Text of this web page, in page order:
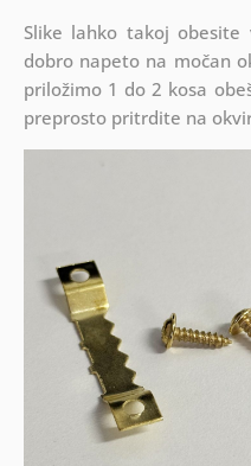
Slike lahko takoj
dobro napeto na močan
priložimo 1 do 2 kosa
preprosto pritrdite na